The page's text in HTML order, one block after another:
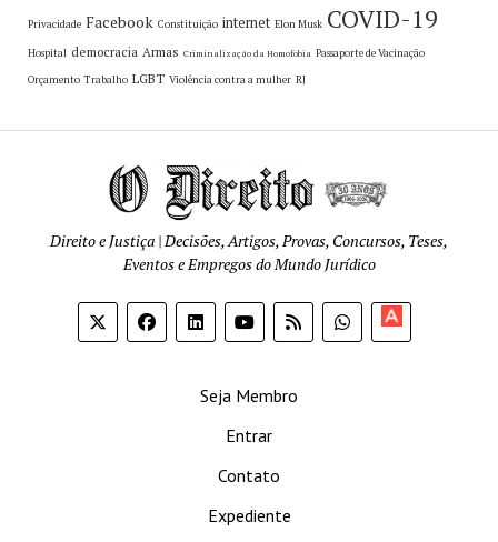
Privacidade Facebook Constituição internet Elon Musk COVID-19
Hospital democracia Armas Criminalização da Homofobia Passaporte de Vacinação
Orçamento Trabalho LGBT Violência contra a mulher RJ
Direito e Justiça | Decisões, Artigos, Provas, Concursos, Teses,
Eventos e Empregos do Mundo Jurídico
Seja Membro
Entrar
Contato
Expediente